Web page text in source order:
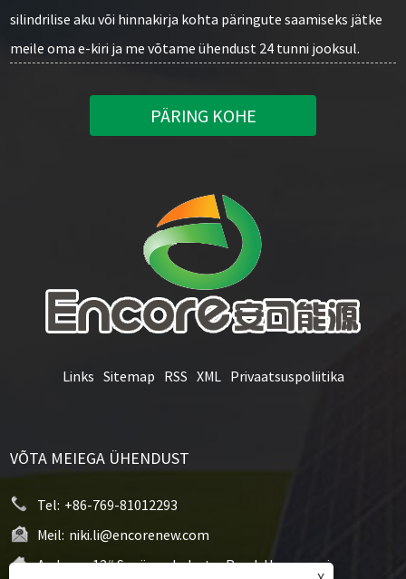
silindrilise aku või hinnakirja kohta päringute saamiseks jätke
meile oma e-kiri ja me võtame ühendust 24 tunni jooksul.
PÄRING KOHE
Links Sitemap RSS XML Privaatsuspoliitika
VÕTA MEIEGA ÜHENDUST
Tel: +86-769-81012293
Meil: niki.li@encorenew.com
Aadress: 12# Sanjiang Industry Road, Hengquani